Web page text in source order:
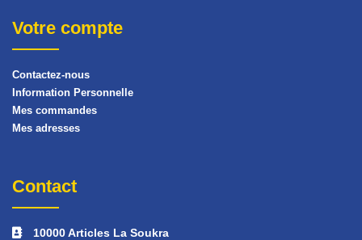
Votre compte
Contactez-nous
Information Personnelle
Mes commandes
Mes adresses
Contact
10000 Articles La Soukra